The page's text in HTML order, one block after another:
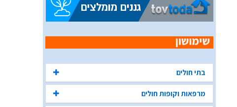
בתי חולים
מרפאות וקופות חולים